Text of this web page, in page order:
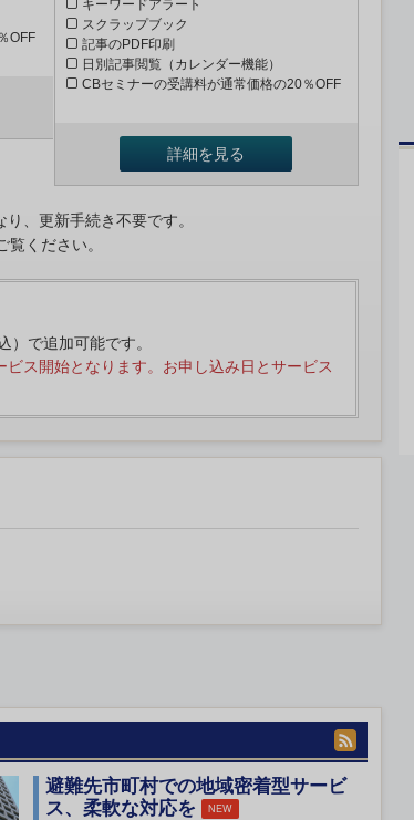
OFF
キーワードアラート
スクラップブック
記事のPDF印刷
日別記事閲覧（カレンダー機能）
CBセミナーの受講料が通常価格の20％OFF
詳細を見る
、更新手続き不要です。
覧ください。
で追加可能です。
ス開始となります。お申し込み日とサービス
避難先市町村での地域密着型サービ
ス、柔軟な対応を
NEW